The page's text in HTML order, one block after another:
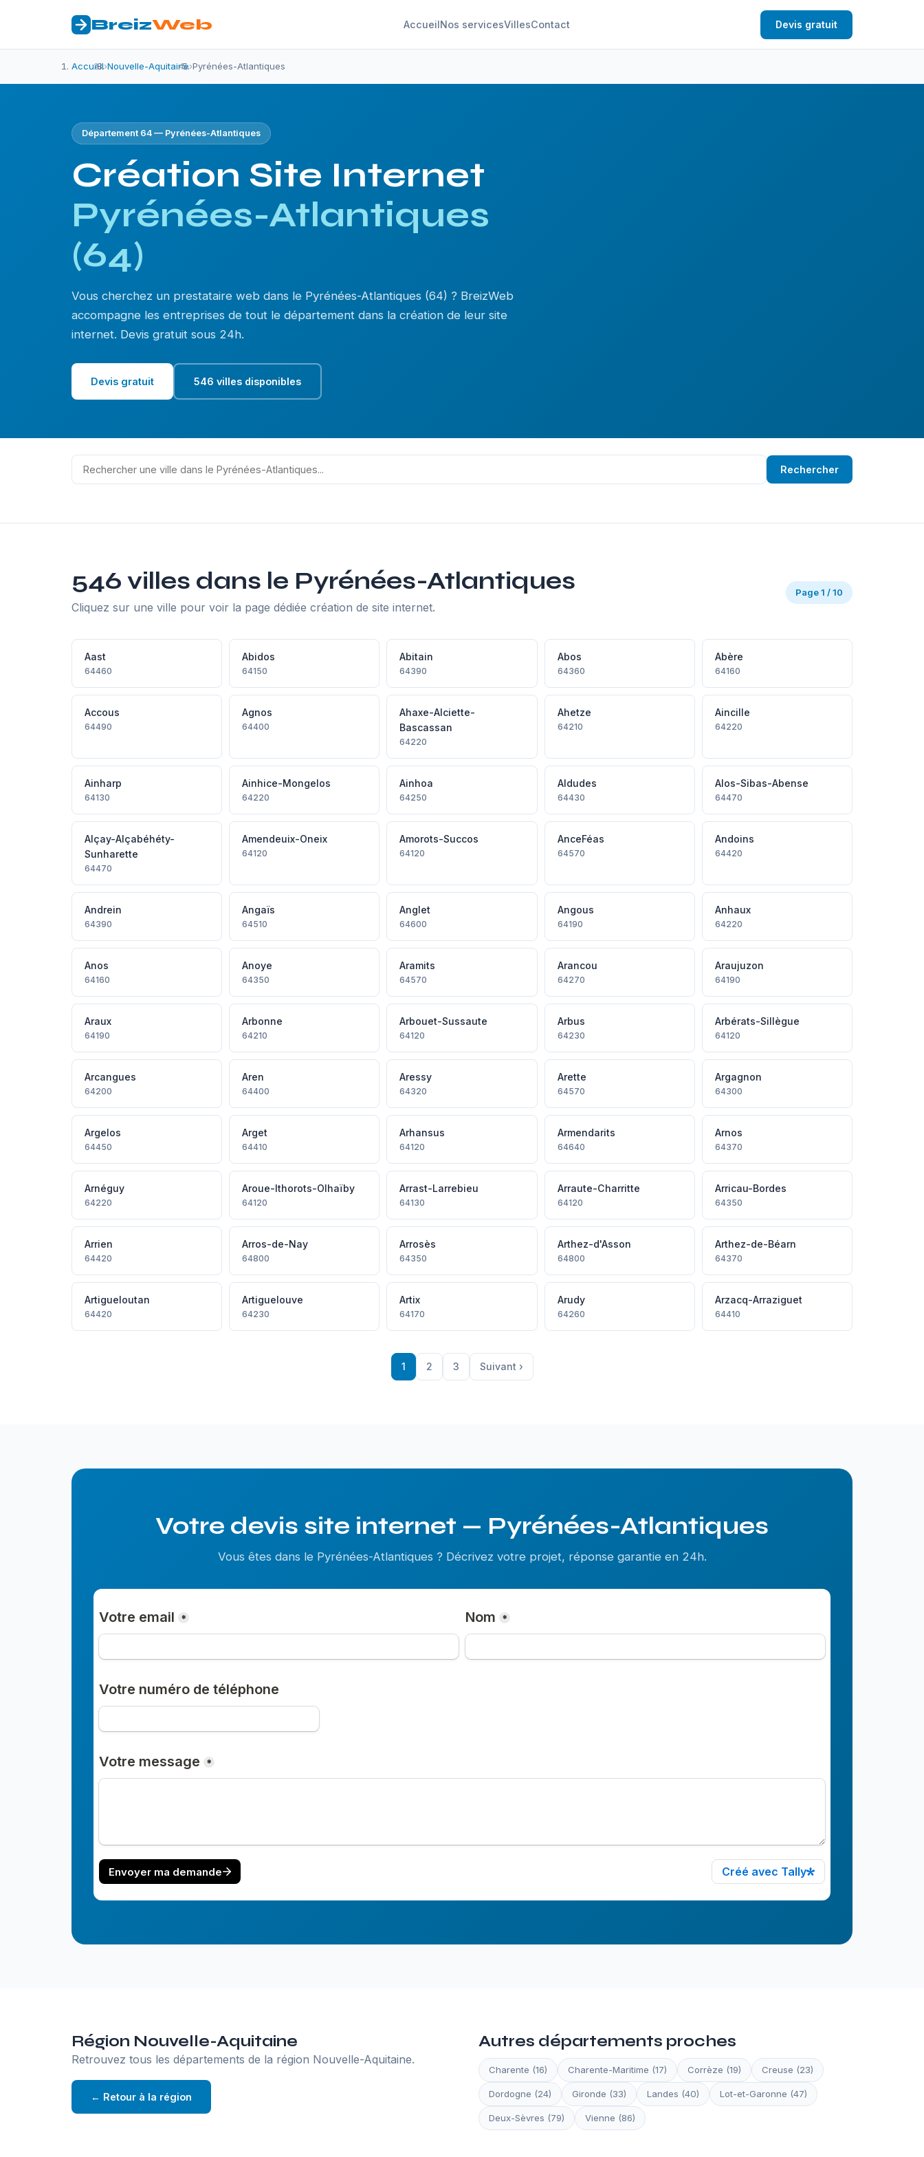
BreizWeb AccueilNos servicesVillesContact Devis gratuit
Accueil›Nouvelle-Aquitaine›Pyrénées-Atlantiques
Département 64 — Pyrénées-Atlantiques
Création Site Internet
Pyrénées-Atlantiques
(64)
Vous cherchez un prestataire web dans le Pyrénées-Atlantiques (64) ? BreizWeb
accompagne les entreprises de tout le département dans la création de leur site
internet. Devis gratuit sous 24h.
Devis gratuit 546 villes disponibles
Rechercher
546 villes dans le Pyrénées-Atlantiques
Cliquez sur une ville pour voir la page dédiée création de site internet.
Page 1 / 10
Aast
64460
Abidos
64150
Abitain
64390
Abos
64360
Abère
64160
Accous
64490
Agnos
64400
Ahaxe-Alciette-
Bascassan
64220
Ahetze
64210
Aincille
64220
Ainharp
64130
Ainhice-Mongelos
64220
Ainhoa
64250
Aldudes
64430
Alos-Sibas-Abense
64470
Alçay-Alçabéhéty-
Sunharette
64470
Amendeuix-Oneix
64120
Amorots-Succos
64120
AnceFéas
64570
Andoins
64420
Andrein
64390
Angaïs
64510
Anglet
64600
Angous
64190
Anhaux
64220
Anos
64160
Anoye
64350
Aramits
64570
Arancou
64270
Araujuzon
64190
Araux
64190
Arbonne
64210
Arbouet-Sussaute
64120
Arbus
64230
Arbérats-Sillègue
64120
Arcangues
64200
Aren
64400
Aressy
64320
Arette
64570
Argagnon
64300
Argelos
64450
Arget
64410
Arhansus
64120
Armendarits
64640
Arnos
64370
Arnéguy
64220
Aroue-Ithorots-Olhaïby
64120
Arrast-Larrebieu
64130
Arraute-Charritte
64120
Arricau-Bordes
64350
Arrien
64420
Arros-de-Nay
64800
Arrosès
64350
Arthez-d'Asson
64800
Arthez-de-Béarn
64370
Artigueloutan
64420
Artiguelouve
64230
Artix
64170
Arudy
64260
Arzacq-Arraziguet
64410
1 2 3 Suivant ›
Votre devis site internet — Pyrénées-Atlantiques
Vous êtes dans le Pyrénées-Atlantiques ? Décrivez votre projet, réponse garantie en 24h.
Région Nouvelle-Aquitaine
Retrouvez tous les départements de la région Nouvelle-Aquitaine.
← Retour à la région
Autres départements proches
Charente (16) Charente-Maritime (17) Corrèze (19) Creuse (23)
Dordogne (24) Gironde (33) Landes (40) Lot-et-Garonne (47)
Deux-Sèvres (79) Vienne (86)